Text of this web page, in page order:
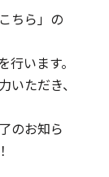
ちら」の
います。
ただき、
のお知ら